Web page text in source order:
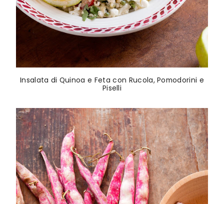
Insalata di Quinoa e Feta con Rucola, Pomodorini e
Piselli